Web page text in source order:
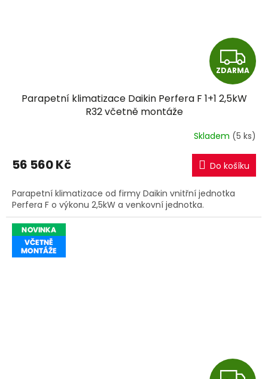
Z
D
A
R
M
A
ZDARMA
Parapetní klimatizace Daikin Perfera F 1+1 2,5kW
R32 včetně montáže
Skladem (5 ks)
56 560 Kč Do košíku
Parapetní klimatizace od firmy Daikin vnitřní jednotka
Perfera F o výkonu 2,5kW a venkovní jednotka.